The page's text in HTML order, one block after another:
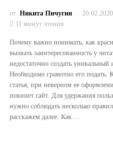
от Никита Пичугин 20.02.2020
11 минут чтения
Почему важно понимать, как
вызвать заинтересованность у
недостаточно создать уникальный
Необходимо грамотно его подать.
статья, при неверном ее
покинет сайт. Для удержания
нужно соблюдать несколько
расскажем далее. Как…